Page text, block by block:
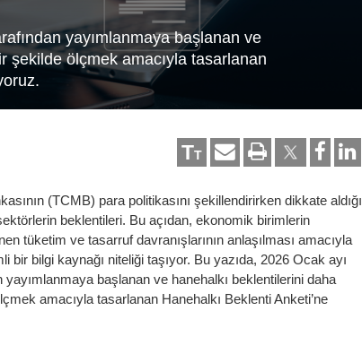
yayımlanmaya başlanan ve
şekilde ölçmek amacıyla tasarlanan
TT
(TCMB) para politikasını şekillendirirken dikkate aldığı
beklentileri. Bu açıdan, ekonomik birimlerin
tüketim ve tasarruf davranışlarının anlaşılması amacıyla
bir bilgi kaynağı niteliği taşıyor. Bu yazıda, 2026 Ocak ayı
başlanan ve hanehalkı beklentilerini daha
amacıyla tasarlanan Hanehalkı Beklenti Anketi’ne